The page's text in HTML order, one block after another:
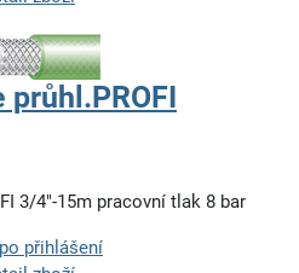
průhl.PROFI
3/4"-15m pracovní tlak 8 bar
přihlášení